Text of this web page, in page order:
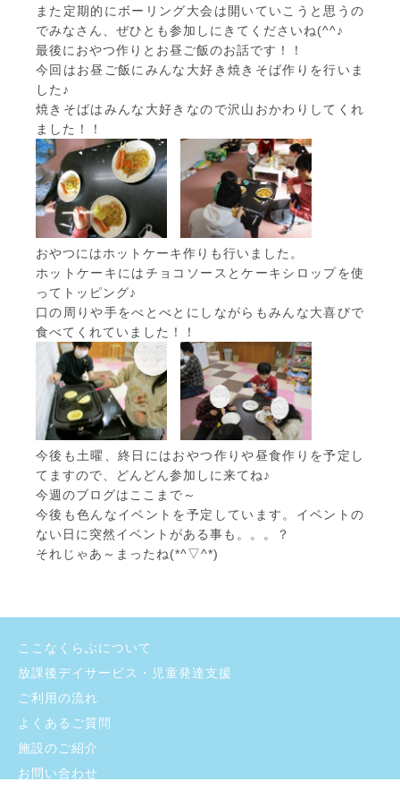
また定期的にボーリング大会は開いていこうと思うの
でみなさん、ぜひとも参加しにきてくださいね(^^♪
最後におやつ作りとお昼ご飯のお話です！！
今回はお昼ご飯にみんな大好き焼きそば作りを行いま
した♪
焼きそばはみんな大好きなので沢山おかわりしてくれ
ました！！
おやつにはホットケーキ作りも行いました。
ホットケーキにはチョコソースとケーキシロップを使
ってトッピング♪
口の周りや手をべとべとにしながらもみんな大喜びで
食べてくれていました！！
今後も土曜、終日にはおやつ作りや昼食作りを予定し
てますので、どんどん参加しに来てね♪
今週のブログはここまで～
今後も色んなイベントを予定しています。イベントの
ない日に突然イベントがある事も。。。？
それじゃあ～まったね(*^▽^*)
ここなくらぶについて
放課後デイサービス・児童発達支援
ご利用の流れ
よくあるご質問
施設のご紹介
お問い合わせ